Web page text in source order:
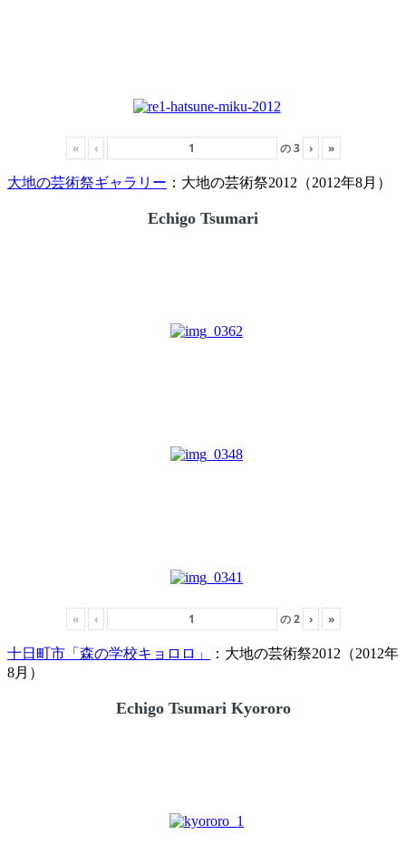
« ‹ の3 › »
大地の芸術祭ギャラリー ：大地の芸術祭2012（2012年8月）
Echigo Tsumari
« ‹ の2 › »
十日町市「森の学校キョロロ」
：大地の芸術祭2012（2012年
8月）
Echigo Tsumari Kyororo